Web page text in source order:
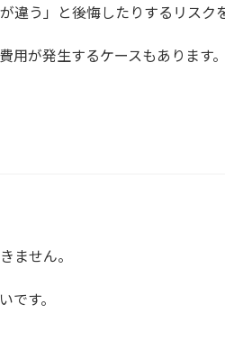
う」と後悔したりするリスク
が発生するケースもあります。
ません。
す。